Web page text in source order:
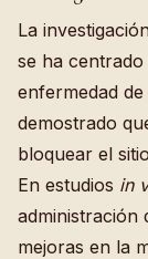
La
se ha
enfermedad
demostrado
bloquear el
En estudios in
administración
mejoras en la